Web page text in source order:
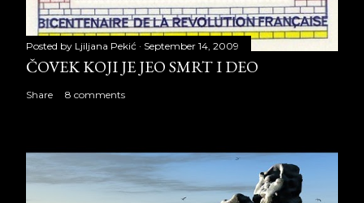
Posted by Ljiljana Pekić September 14, 2009
ČOVEK KOJI JE JEO SMRT I DEO
Share 8 comments